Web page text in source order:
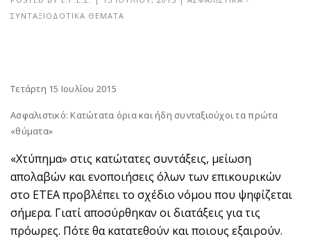
ΣΥΝΤΑΞΙΟΔΟΤΙΚΆ ΘΈΜΑΤΑ
Τετάρτη 15 Ιουλίου 2015
Ασφαλιστικό: Κατώτατα όρια και ήδη συνταξιούχοι τα πρώτα
«θύματα»
«Χτύπημα» στις κατώτατες συντάξεις, μείωση
απολαβών και ενοποιήσεις όλων των επικουρικών
στο ΕΤΕΑ προβλέπει το σχέδιο νόμου που ψηφίζεται
σήμερα. Γιατί αποσύρθηκαν οι διατάξεις για τις
πρόωρες. Πότε θα κατατεθούν και ποιους εξαιρούν.